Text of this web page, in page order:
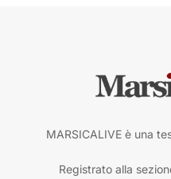
MARSICALIVE è una
Registrato alla